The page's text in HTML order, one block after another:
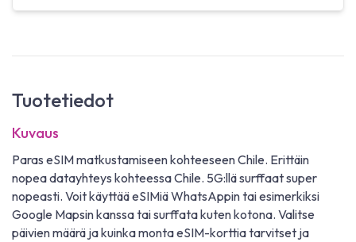
Tuotetiedot
Kuvaus
Paras eSIM matkustamiseen kohteeseen Chile. Erittäin
nopea datayhteys kohteessa Chile. 5G:llä surffaat super
nopeasti. Voit käyttää eSIMiä WhatsAppin tai esimerkiksi
Google Mapsin kanssa tai surffata kuten kotona. Valitse
päivien määrä ja kuinka monta eSIM-korttia tarvitset ja